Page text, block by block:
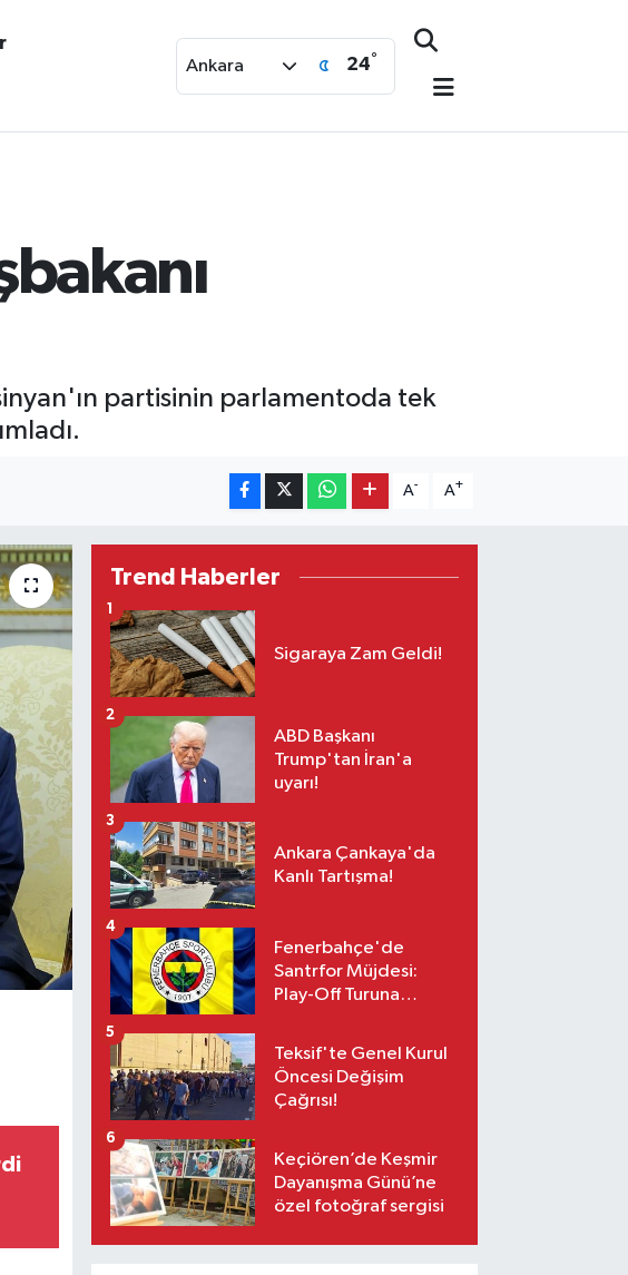
Ankara 24°
partisinin parlamentoda tek
A- A+
Trend Haberler
Sigaraya Zam Geldi!
1
ABD Başkanı
Trump'tan İran'a
uyarı!
2
Ankara Çankaya'da
Kanlı Tartışma!
3
Fenerbahçe'de
Santrfor Müjdesi:
Play-Off Turuna
4
Teksif'te Genel Kurul
Öncesi Değişim
Çağrısı!
5
Keçiören’de Keşmir
Dayanışma Günü’ne
özel fotoğraf sergisi
6